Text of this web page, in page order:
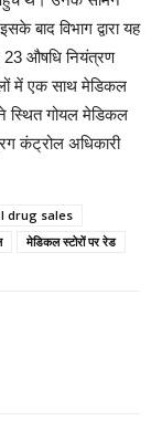
बाद विभाग द्वारा यह
23 औषधि नियंत्रण
में एक साथ मेडिकल
स्थित गोयल मेडिकल
कंट्रोल अधिकारी
drug sales
मेडिकल स्टोरों पर रेड